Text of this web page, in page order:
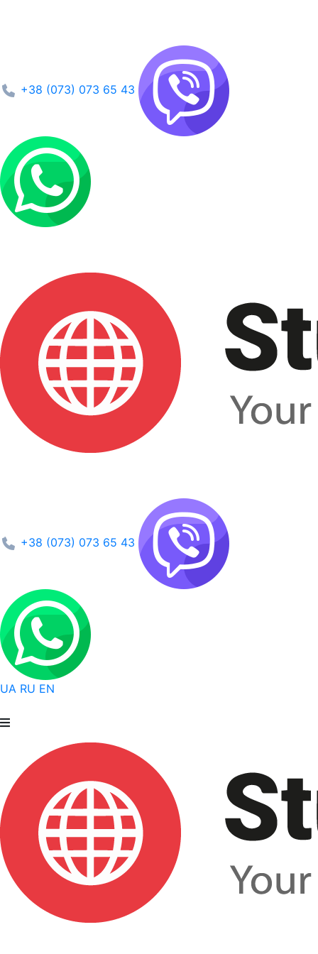
+38 (073) 073 65 43
+38 (073) 073 65 43
UA RU EN